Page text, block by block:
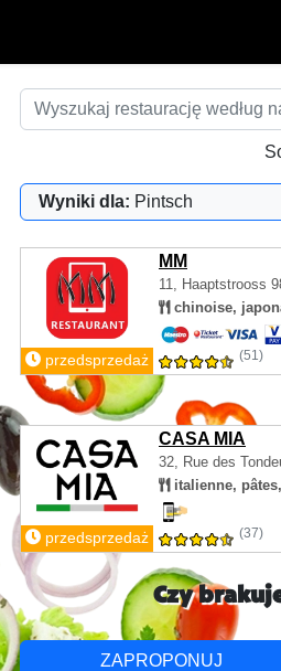
Wyniki dla: Pintsch
MM
11, Haaptstrooss
chinoise,
przedsprzedaż (51)
CASA MIA
32, Rue des
italienne,
przedsprzedaż (37)
Czy
ZAPROPONUJ